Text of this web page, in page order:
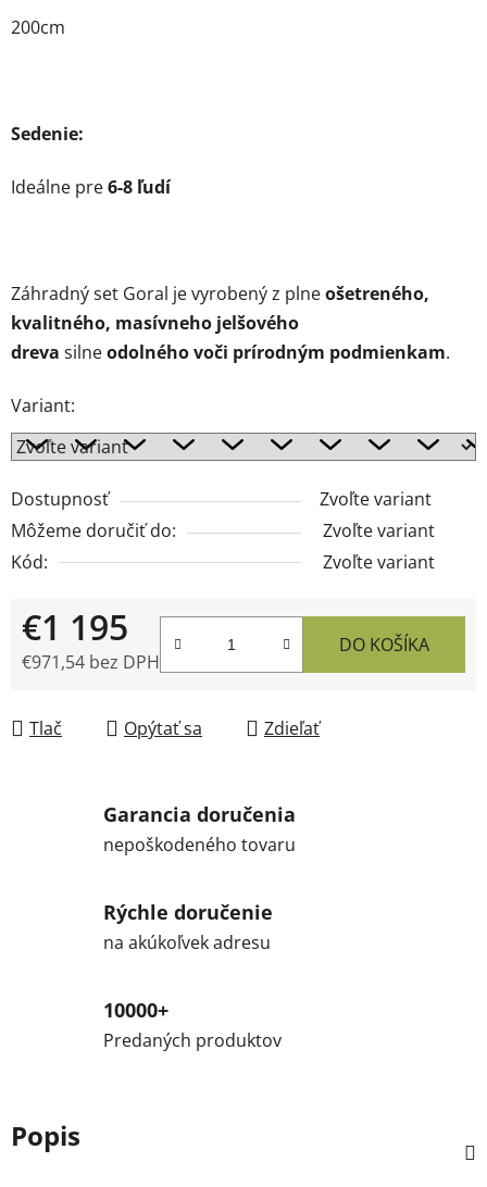
200cm
Sedenie:
Ideálne pre6-8 ľudí
Záhradný set Goral je vyrobený z plneošetreného,
kvalitného, masívneho jelšového
dreva silneodolného voči prírodným podmienkam.
Variant:
Dostupnosť
Zvoľte variant
Môžeme doručiť do:
Zvoľte variant
Kód:
Zvoľte variant
€1 195
€971,54 bez DPH
DO KOŠÍKA
Tlač Opýtať sa Zdieľať
Garancia doručenia
nepoškodeného tovaru
Rýchle doručenie
na akúkoľvek adresu
10000+
Predaných produktov
Popis